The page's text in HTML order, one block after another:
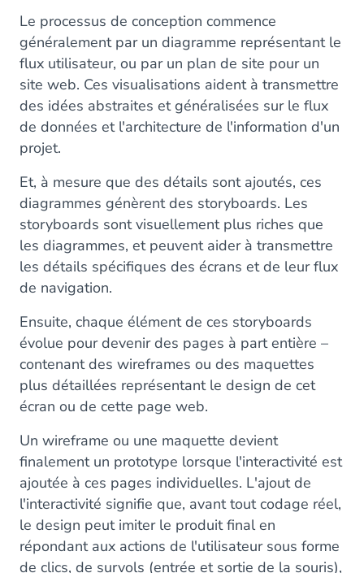
Le processus de conception commence
généralement par un diagramme représentant le
flux utilisateur, ou par un plan de site pour un
site web. Ces visualisations aident à transmettre
des idées abstraites et généralisées sur le flux
de données et l'architecture de l'information d'un
projet.
Et, à mesure que des détails sont ajoutés, ces
diagrammes génèrent des storyboards. Les
storyboards sont visuellement plus riches que
les diagrammes, et peuvent aider à transmettre
les détails spécifiques des écrans et de leur flux
de navigation.
Ensuite, chaque élément de ces storyboards
évolue pour devenir des pages à part entière –
contenant des wireframes ou des maquettes
plus détaillées représentant le design de cet
écran ou de cette page web.
Un wireframe ou une maquette devient
finalement un prototype lorsque l'interactivité est
ajoutée à ces pages individuelles. L'ajout de
l'interactivité signifie que, avant tout codage réel,
le design peut imiter le produit final en
répondant aux actions de l'utilisateur sous forme
de clics, de survols (entrée et sortie de la souris),